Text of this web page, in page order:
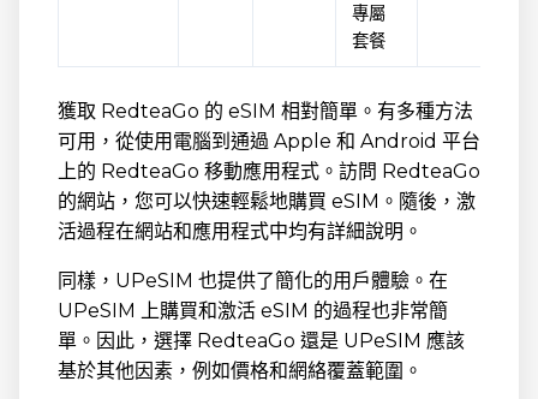
專屬
套餐
獲取 RedteaGo 的 eSIM 相對簡單。有多種方法
可用，從使用電腦到通過 Apple 和 Android 平台
上的 RedteaGo 移動應用程式。訪問 RedteaGo
的網站，您可以快速輕鬆地購買 eSIM。隨後，激
活過程在網站和應用程式中均有詳細說明。
同樣，UPeSIM 也提供了簡化的用戶體驗。在
UPeSIM 上購買和激活 eSIM 的過程也非常簡
單。因此，選擇 RedteaGo 還是 UPeSIM 應該
基於其他因素，例如價格和網絡覆蓋範圍。